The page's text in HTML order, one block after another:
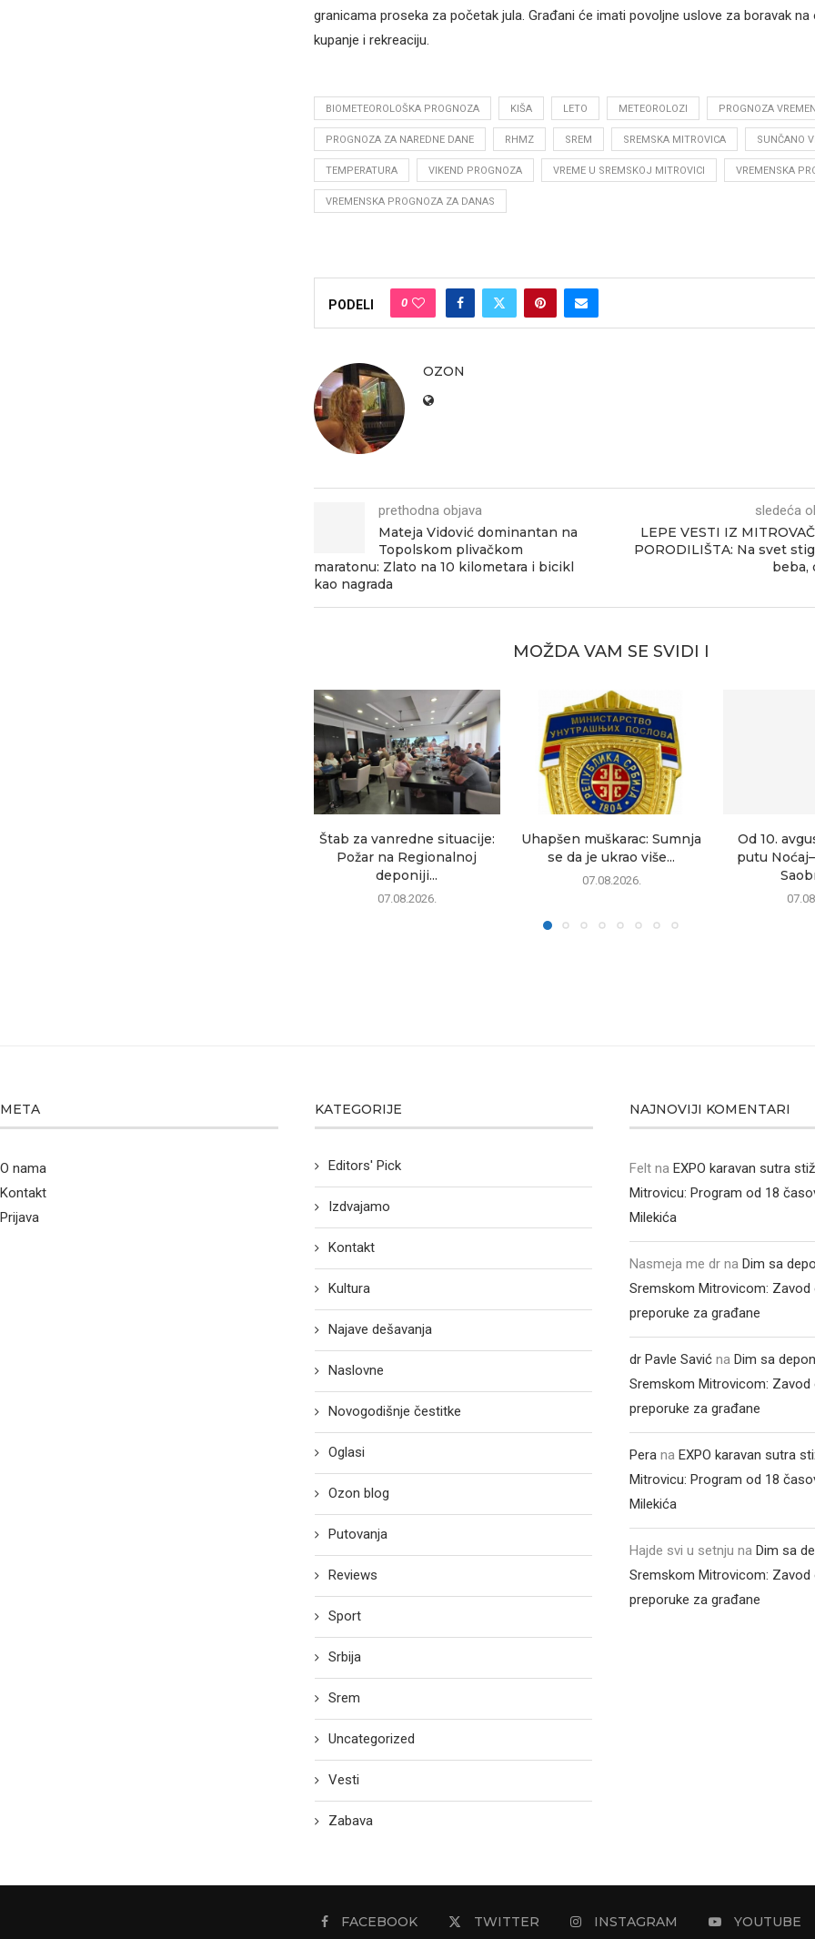
granicama proseka za početak jula. Građani će imati povoljne uslove za boravak na
kupanje i rekreaciju.
BIOMETEOROLOŠKA PROGNOZA KIŠA LETO METEOROLOZI PROGNOZA
PROGNOZA ZA NAREDNE DANE RHMZ SREM SREMSKA MITROVICA SUNČANO
TEMPERATURA VIKEND PROGNOZA VREME U SREMSKOJ MITROVICI VREMENSKA
VREMENSKA PROGNOZA ZA DANAS
PODELI 0
OZON
prethodna objava
Mateja Vidović dominantan na
Topolskom plivačkom
maratonu: Zlato na 10 kilometara i bicikl
kao nagrada
sledeća
LEPE VESTI IZ
PORODILIŠTA: Na svet
beba,
MOŽDA VAM SE SVIDI I
Štab za vanredne situacije:
Požar na Regionalnoj
deponiji...
07.08.2026.
Uhapšen muškarac: Sumnja
se da je ukrao više...
07.08.2026.
Od 10.
putu
META
O nama
Kontakt
Prijava
KATEGORIJE
Editors' Pick
Izdvajamo
Kontakt
Kultura
Najave dešavanja
Naslovne
Novogodišnje čestitke
Oglasi
Ozon blog
Putovanja
Reviews
Sport
Srbija
Srem
Uncategorized
Vesti
Zabava
NAJNOVIJI KOMENTARI
Felt naEXPO karavan sutra
Mitrovicu: Program od 18
Milekića
Nasmeja me dr naDim sa
Sremskom Mitrovicom: Zavod
preporuke za građane
dr Pavle Savić naDim sa
Sremskom Mitrovicom: Zavod
preporuke za građane
Pera naEXPO karavan sutra
Mitrovicu: Program od 18
Milekića
Hajde svi u setnju naDim sa
Sremskom Mitrovicom: Zavod
preporuke za građane
FACEBOOK TWITTER INSTAGRAM YOUTUBE